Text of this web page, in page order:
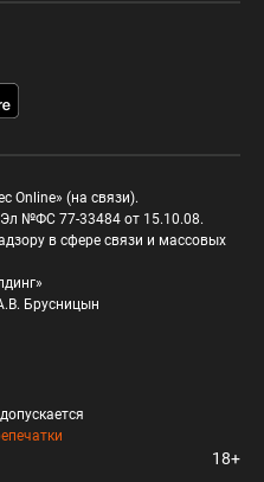
Online» (на связи).
№ФС 77-33484 от 15.10.08.
в сфере связи и массовых
Брусницын
18+